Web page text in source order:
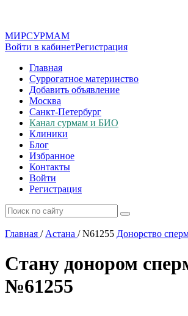
МИРСУРМАМ
Войти в кабинетРегистрация
Главная
Суррогатное материнство
Добавить объявление
Москва
Санкт-Петербург
Канал сурмам и БИО
Клиники
Блог
Избранное
Контакты
Войти
Регистрация
Главная / Астана /N61255 Донорство
Стану донором
№61255